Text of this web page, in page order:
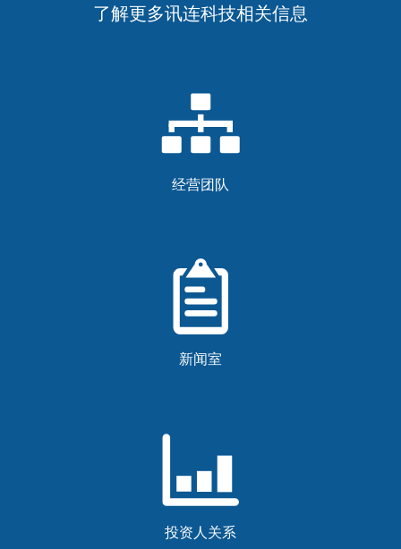
了解更多讯连科技相关信息
经营团队
新闻室
投资人关系